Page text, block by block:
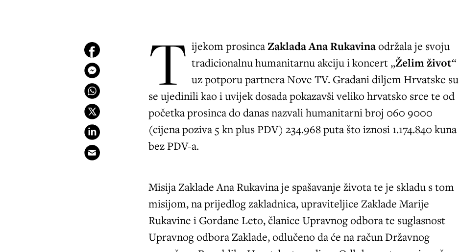
T ijekom prosincaZaklada Ana Rukavinaodržala je svoju
tradicionalnu humanitarnu akciju i koncert „Želim život“
uz potporu partnera Nove TV. Građani diljem Hrvatske su
se ujedinili kao i uvijek dosada pokazavši veliko hrvatsko srce te od
početka prosinca do danas nazvali humanitarni broj 060 9000
(cijena poziva 5 kn plus PDV) 234.968 puta što iznosi 1.174.840 kuna
bez PDV-a.
Misija Zaklade Ana Rukavina je spašavanje života te je skladu s tom
misijom, na prijedlog zakladnica, upraviteljice Zaklade Marije
Rukavine i Gordane Leto, članice Upravnog odbora te suglasnost
Upravnog odbora Zaklade, odlučeno da će na račun Državnog